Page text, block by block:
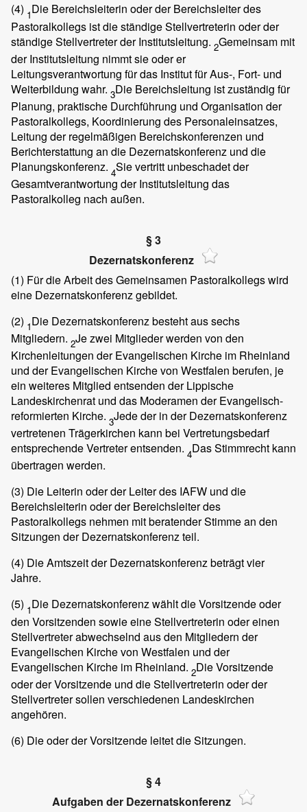
(4) 1Die Bereichsleiterin oder der Bereichsleiter des
Pastoralkollegs ist die ständige Stellvertreterin oder der
ständige Stellvertreter der Institutsleitung. 2Gemeinsam mit
der Institutsleitung nimmt sie oder er
Leitungsverantwortung für das Institut für Aus-, Fort- und
Weiterbildung wahr. 3Die Bereichsleitung ist zuständig für
Planung, praktische Durchführung und Organisation der
Pastoralkollegs, Koordinierung des Personaleinsatzes,
Leitung der regelmäßigen Bereichskonferenzen und
Berichterstattung an die Dezernatskonferenz und die
Planungskonferenz. 4Sie vertritt unbeschadet der
Gesamtverantwortung der Institutsleitung das
Pastoralkolleg nach außen.
§ 3
Dezernatskonferenz
(1) Für die Arbeit des Gemeinsamen Pastoralkollegs wird
eine Dezernatskonferenz gebildet.
(2) 1Die Dezernatskonferenz besteht aus sechs
Mitgliedern. 2Je zwei Mitglieder werden von den
Kirchenleitungen der Evangelischen Kirche im Rheinland
und der Evangelischen Kirche von Westfalen berufen, je
ein weiteres Mitglied entsenden der Lippische
Landeskirchenrat und das Moderamen der Evangelisch-
reformierten Kirche. 3Jede der in der Dezernatskonferenz
vertretenen Trägerkirchen kann bei Vertretungsbedarf
entsprechende Vertreter entsenden. 4Das Stimmrecht kann
übertragen werden.
(3) Die Leiterin oder der Leiter des IAFW und die
Bereichsleiterin oder der Bereichsleiter des
Pastoralkollegs nehmen mit beratender Stimme an den
Sitzungen der Dezernatskonferenz teil.
(4) Die Amtszeit der Dezernatskonferenz beträgt vier
Jahre.
(5) 1Die Dezernatskonferenz wählt die Vorsitzende oder
den Vorsitzenden sowie eine Stellvertreterin oder einen
Stellvertreter abwechselnd aus den Mitgliedern der
Evangelischen Kirche von Westfalen und der
Evangelischen Kirche im Rheinland. 2Die Vorsitzende
oder der Vorsitzende und die Stellvertreterin oder der
Stellvertreter sollen verschiedenen Landeskirchen
angehören.
(6) Die oder der Vorsitzende leitet die Sitzungen.
§ 4
Aufgaben der Dezernatskonferenz